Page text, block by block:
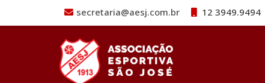
Pular para o conteúdo
secretaria@aesj.com.br 12 3949.9494